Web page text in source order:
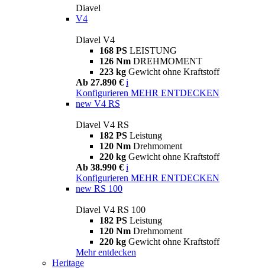
Diavel
V4
Diavel V4
168 PS LEISTUNG
126 Nm DREHMOMENT
223 kg Gewicht ohne Kraftstoff
Ab 27.890 € i
Konfigurieren MEHR ENTDECKEN
new V4 RS
Diavel V4 RS
182 PS Leistung
120 Nm Drehmoment
220 kg Gewicht ohne Kraftstoff
Ab 38.990 € i
Konfigurieren MEHR ENTDECKEN
new RS 100
Diavel V4 RS 100
182 PS Leistung
120 Nm Drehmoment
220 kg Gewicht ohne Kraftstoff
Mehr entdecken
Heritage